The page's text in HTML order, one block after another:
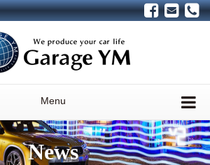
Menu
News